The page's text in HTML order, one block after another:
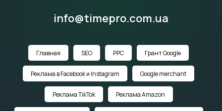
info@timepro.com.ua
Главная SEO PPC Грант Google
Реклама в Facebook и Instagram Google merchant
Реклама TikTok Реклама Amazon